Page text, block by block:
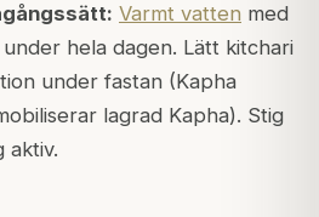
Varmt vatten med
hela dagen. Lätt kitchari
under fastan (Kapha
lagrad Kapha). Stig
aktiv.